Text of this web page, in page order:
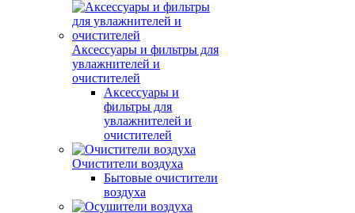
Аксессуары и фильтры для
увлажнителей и
очистителей
Аксессуары и
фильтры для
увлажнителей и
очистителей
Очистители воздуха
Бытовые очистители
воздуха